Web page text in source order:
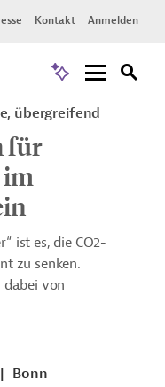
Kontakt Anmelden
übergreifend
für
ist es, die CO2-
zu senken.
von
Bonn